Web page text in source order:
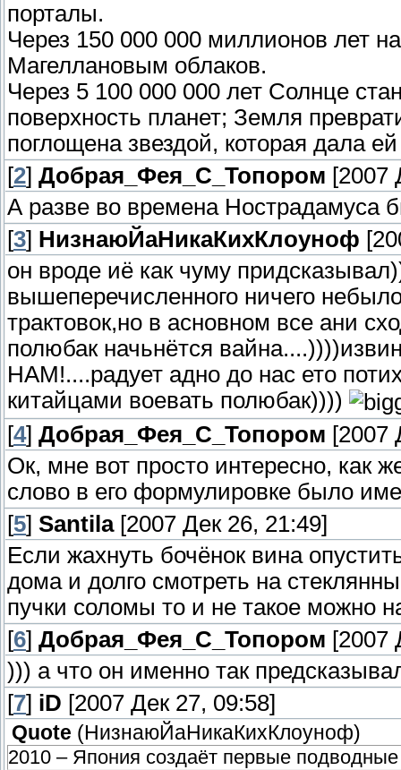
порталы.
Через 150 000 000 миллионов лет
Магеллановым облаков.
Через 5 100 000 000 лет Солнце
поверхность планет; Земля
поглощена звездой, которая дала
[2] Добрая_Фея_С_Топором [2007
А разве во времена
[3] НизнаюЙаНикаКихКлоуноф
он вроде иё как чуму
вышеперечисленного ничего
трактовок,но в асновном все ани
полюбак начьнётся
НАМ!....радует адно до нас ето
китайцами воевать полюбак))))
[4] Добрая_Фея_С_Топором [2007
Ок, мне вот просто интересно, как
слово в его формулировке было
[5] Santila[2007 Дек 26, 21:49]
Если жахнуть бочёнок вина
дома и долго смотреть на
пучки соломы то и не такое можно
[6] Добрая_Фея_С_Топором [2007
))) а что он именно так
[7] iD [2007 Дек 27, 09:58]
Quote ( НизнаюЙаНикаКихКлоуноф)
2010 – Япония создаёт первые